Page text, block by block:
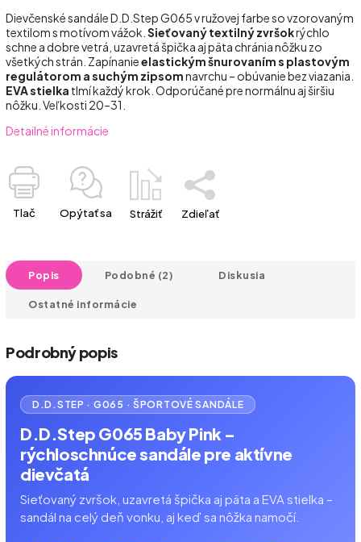
Dievčenské sandále D.D.Step G065 v ružovej farbe so vzorovaným
textilom s motívom vážok. Sieťovaný textilný zvršokrýchlo
schne a dobre vetrá, uzavretá špička aj päta chránia nôžku zo
všetkých strán. Zapínanieelastickým šnurovaním s plastovým
regulátorom a suchým zipsomnavrchu – obúvanie bez viazania.
EVA stielka tlmí každý krok. Odporúčané pre normálnu aj širšiu
nôžku. Veľkosti 20–31.
Detailné informácie
Tlač Opýtať sa Strážiť Zdieľať
Popis Podobné (2) Diskusia
Ostatné informácie
Podrobný popis
D.D.STEP · G065 · ŠPORTOVÉ SANDÁLE
D.D.Step G065 Baby Pink –
rýchloschnúce sandále pre aktívne
dievčatá
Sieťovaný zvršok, uzavretá špička aj päta a EVA stielka –
sandál na celý deň vonku, aj keď sa nôžka namočí.